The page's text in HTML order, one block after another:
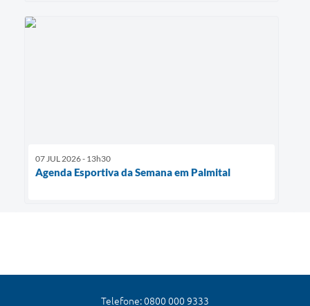
07 JUL 2026 - 13h30
Agenda Esportiva da Semana em Palmital
Telefone: 0800 000 9333